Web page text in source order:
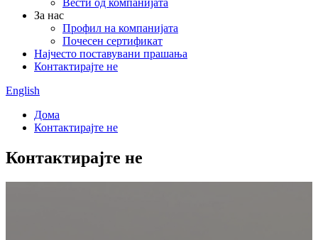
Вести од компанијата
За нас
Профил на компанијата
Почесен сертификат
Најчесто поставувани прашања
Контактирајте не
English
Дома
Контактирајте не
Контактирајте не